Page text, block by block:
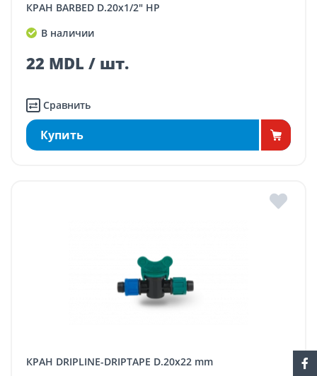
КРАН BARBED D.20x1/2" НР
В наличии
22 MDL / шт.
Сравнить
Купить
КРАН DRIPLINE-DRIPTAPE D.20x22 mm